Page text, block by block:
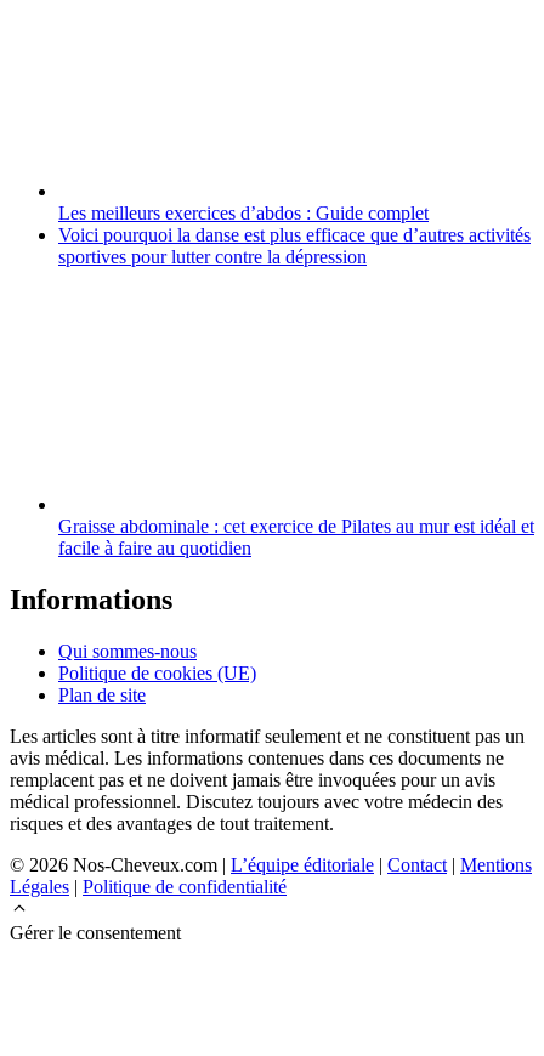
Les meilleurs exercices d’abdos : Guide complet
Voici pourquoi la danse est plus efficace que d’autres activités
sportives pour lutter contre la dépression
Graisse abdominale : cet exercice de Pilates au mur est idéal et
facile à faire au quotidien
Informations
Qui sommes-nous
Politique de cookies (UE)
Plan de site
Les articles sont à titre informatif seulement et ne constituent pas un
avis médical. Les informations contenues dans ces documents ne
remplacent pas et ne doivent jamais être invoquées pour un avis
médical professionnel. Discutez toujours avec votre médecin des
risques et des avantages de tout traitement.
© 2026 Nos-Cheveux.com | L’équipe éditoriale | Contact | Mentions
Légales | Politique de confidentialité
Gérer le consentement